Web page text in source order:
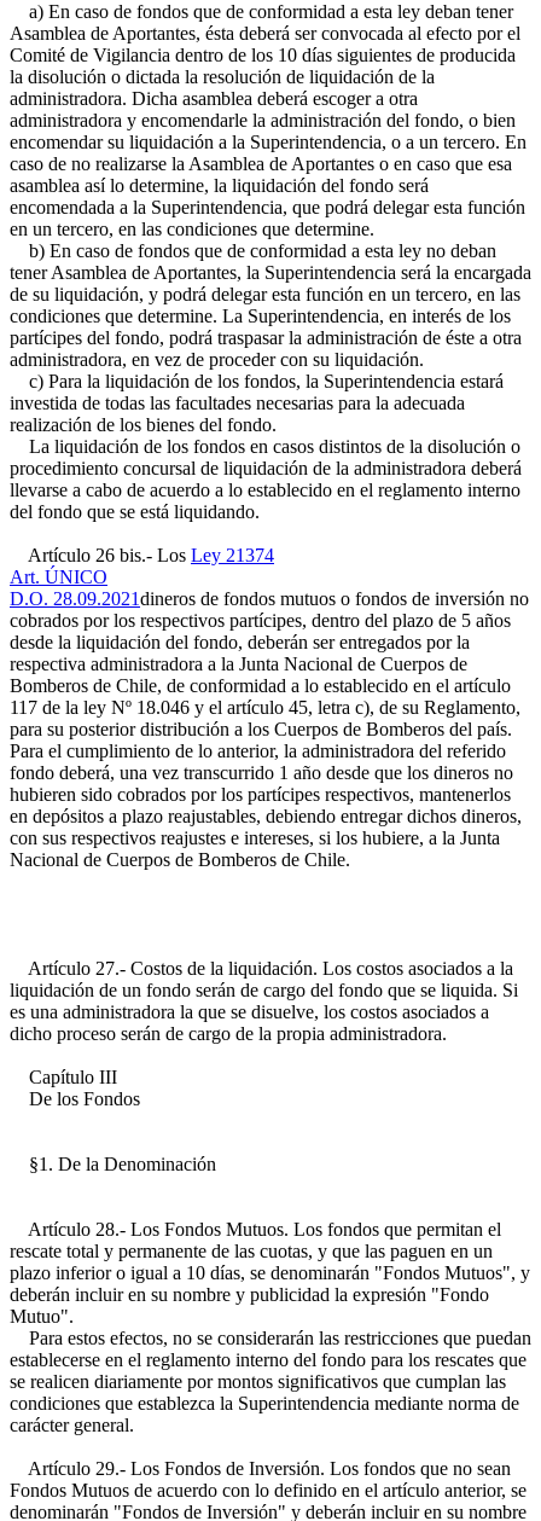
a) En caso de fondos que de conformidad a esta ley deban tener
Asamblea de Aportantes, ésta deberá ser convocada al efecto por el
Comité de Vigilancia dentro de los 10 días siguientes de producida
la disolución o dictada la resolución de liquidación de la
administradora. Dicha asamblea deberá escoger a otra
administradora y encomendarle la administración del fondo, o bien
encomendar su liquidación a la Superintendencia, o a un tercero. En
caso de no realizarse la Asamblea de Aportantes o en caso que esa
asamblea así lo determine, la liquidación del fondo será
encomendada a la Superintendencia, que podrá delegar esta función
en un tercero, en las condiciones que determine.
b) En caso de fondos que de conformidad a esta ley no deban
tener Asamblea de Aportantes, la Superintendencia será la encargada
de su liquidación, y podrá delegar esta función en un tercero, en las
condiciones que determine. La Superintendencia, en interés de los
partícipes del fondo, podrá traspasar la administración de éste a otra
administradora, en vez de proceder con su liquidación.
c) Para la liquidación de los fondos, la Superintendencia estará
investida de todas las facultades necesarias para la adecuada
realización de los bienes del fondo.
La liquidación de los fondos en casos distintos de la disolución o
procedimiento concursal de liquidación de la administradora deberá
llevarse a cabo de acuerdo a lo establecido en el reglamento interno
del fondo que se está liquidando.
Artículo 26 bis.- Los Ley 21374
Art. ÚNICO
D.O. 28.09.2021dineros de fondos mutuos o fondos de inversión no
cobrados por los respectivos partícipes, dentro del plazo de 5 años
desde la liquidación del fondo, deberán ser entregados por la
respectiva administradora a la Junta Nacional de Cuerpos de
Bomberos de Chile, de conformidad a lo establecido en el artículo
117 de la ley Nº 18.046 y el artículo 45, letra c), de su Reglamento,
para su posterior distribución a los Cuerpos de Bomberos del país.
Para el cumplimiento de lo anterior, la administradora del referido
fondo deberá, una vez transcurrido 1 año desde que los dineros no
hubieren sido cobrados por los partícipes respectivos, mantenerlos
en depósitos a plazo reajustables, debiendo entregar dichos dineros,
con sus respectivos reajustes e intereses, si los hubiere, a la Junta
Nacional de Cuerpos de Bomberos de Chile.
Artículo 27.- Costos de la liquidación. Los costos asociados a la
liquidación de un fondo serán de cargo del fondo que se liquida. Si
es una administradora la que se disuelve, los costos asociados a
dicho proceso serán de cargo de la propia administradora.
Capítulo III
De los Fondos
§1. De la Denominación
Artículo 28.- Los Fondos Mutuos. Los fondos que permitan el
rescate total y permanente de las cuotas, y que las paguen en un
plazo inferior o igual a 10 días, se denominarán "Fondos Mutuos", y
deberán incluir en su nombre y publicidad la expresión "Fondo
Mutuo".
Para estos efectos, no se considerarán las restricciones que puedan
establecerse en el reglamento interno del fondo para los rescates que
se realicen diariamente por montos significativos que cumplan las
condiciones que establezca la Superintendencia mediante norma de
carácter general.
Artículo 29.- Los Fondos de Inversión. Los fondos que no sean
Fondos Mutuos de acuerdo con lo definido en el artículo anterior, se
denominarán "Fondos de Inversión" y deberán incluir en su nombre